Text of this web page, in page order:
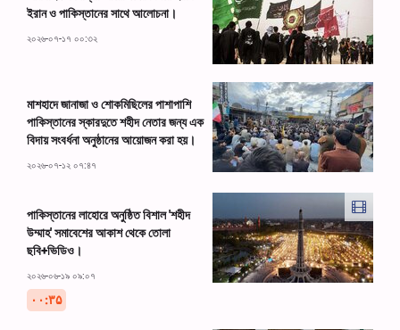
ইরান ও পাকিস্তানের সাথে আলোচনা।
২০২৬-০৭-১৭ ০০:৩২
মাশহাদে জানাজা ও শোকমিছিলের পাশাপাশি
পাকিস্তানের স্কারদুতে শহীদ নেতার জন্য এক
বিদায় সংবর্ধনা অনুষ্ঠানের আয়োজন করা হয়।
২০২৬-০৭-১২ ০৭:৪৭
পাকিস্তানের লাহোরে অনুষ্ঠিত বিশাল 'শহীদ
উম্মাহ' সমাবেশের আকাশ থেকে তোলা
ছবি+ভিডিও।
২০২৬-০৬-১৯ ০৯:০৭
۰۰:۳۵